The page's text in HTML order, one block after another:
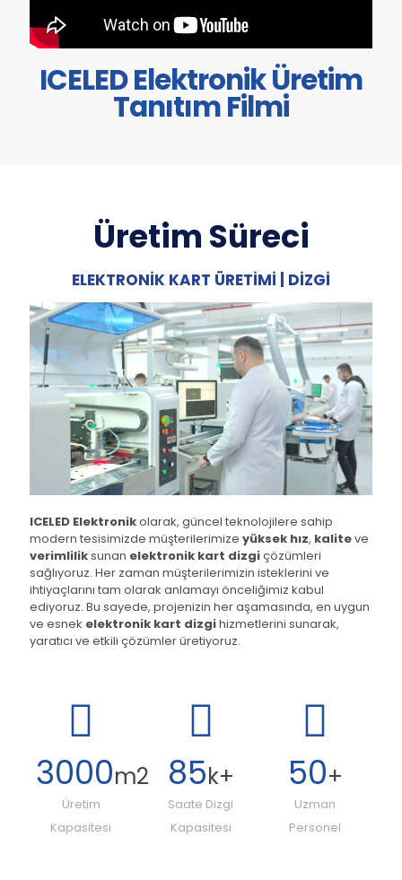
ICELED Elektronik Üretim
Tanıtım Filmi
Üretim Süreci
ELEKTRONİK KART ÜRETİMİ | DİZGİ
ICELED Elektronikolarak, güncel teknolojilere sahip
modern tesisimizde müşterilerimize yüksek hız, kaliteve
verimliliksunan elektronik kart dizgiçözümleri
sağlıyoruz. Her zaman müşterilerimizin isteklerini ve
ihtiyaçlarını tam olarak anlamayı önceliğimiz kabul
ediyoruz. Bu sayede, projenizin her aşamasında, en uygun
ve esnek elektronik kart dizgihizmetlerini sunarak,
yaratıcı ve etkili çözümler üretiyoruz.
3000m2
Üretim
Kapasitesi
85k+
Saate Dizgi
Kapasitesi
50+
Uzman
Personel